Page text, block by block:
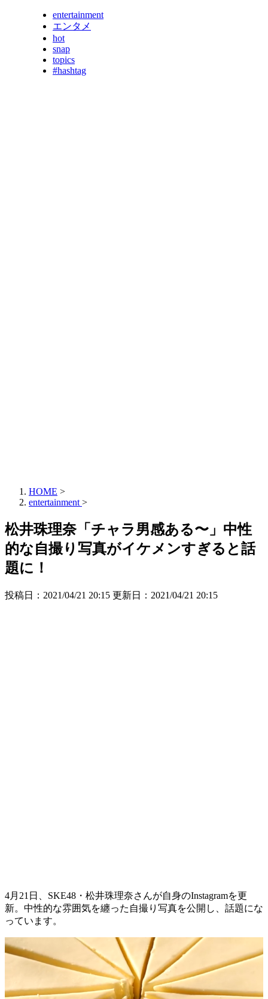
entertainment
エンタメ
hot
snap
topics
#hashtag
HOME >
entertainment >
松井珠理奈「チャラ男感ある〜」中性
的な自撮り写真がイケメンすぎると話
題に！
投稿日：2021/04/21 20:15 更新日： 2021/04/21 20:15
4月21日、SKE48・松井珠理奈さんが自身のInstagramを更
新。中性的な雰囲気を纏った自撮り写真を公開し、話題にな
っています。